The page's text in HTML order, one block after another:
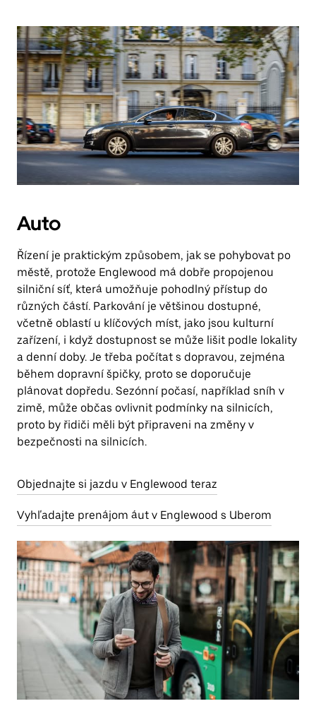
Auto
Řízení je praktickým způsobem, jak se pohybovat po
městě, protože Englewood má dobře propojenou
silniční síť, která umožňuje pohodlný přístup do
různých částí. Parkování je většinou dostupné,
včetně oblastí u klíčových míst, jako jsou kulturní
zařízení, i když dostupnost se může lišit podle lokality
a denní doby. Je třeba počítat s dopravou, zejména
během dopravní špičky, proto se doporučuje
plánovat dopředu. Sezónní počasí, například sníh v
zimě, může občas ovlivnit podmínky na silnicích,
proto by řidiči měli být připraveni na změny v
bezpečnosti na silnicích.
Objednajte si jazdu v Englewood teraz
Vyhľadajte prenájom áut v Englewood s Uberom